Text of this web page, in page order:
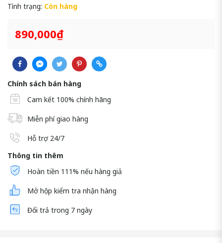
Tình trạng: Còn hàng
890,000₫
Chính sách bán hàng
Cam kết 100% chính hãng
Miễn phí giao hàng
Hỗ trợ 24/7
Thông tin thêm
Hoàn tiền 111% nếu hàng giả
Mở hộp kiểm tra nhận hàng
Đổi trả trong 7 ngày